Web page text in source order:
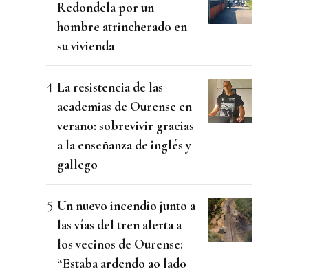
Redondela por un
hombre atrincherado en
su vivienda
La resistencia de las
academias de Ourense en
verano: sobrevivir gracias
a la enseñanza de inglés y
gallego
Un nuevo incendio junto a
las vías del tren alerta a
los vecinos de Ourense:
“Estaba ardendo ao lado